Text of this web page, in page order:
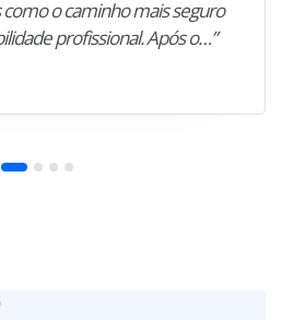
o caminho mais seguro
profissional. Após o…”